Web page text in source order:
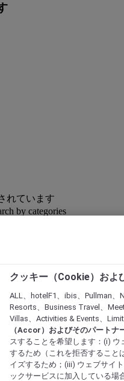
れています
by categories
索する
クッキー（Cookie）およ
ALL、hotelF1、ibis、Pullman
Resorts、Business Travel、
Villas、Activities & Events、
（Accor）およびそのパートナ
スすることを希望します：(i)
するため（これを拒否すること
イズするため；(iii) ウェブサイ
ックサービスに加入している場